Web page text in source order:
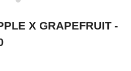
X GRAPEFRUIT -